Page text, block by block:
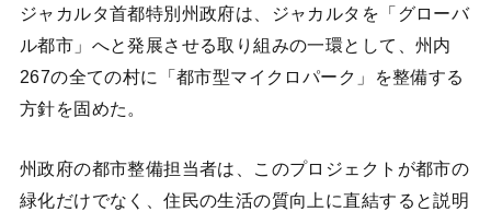
ジャカルタ首都特別州政府は、ジャカルタを「グローバ
ル都市」へと発展させる取り組みの一環として、州内
267の全ての村に「都市型マイクロパーク」を整備する
方針を固めた。
州政府の都市整備担当者は、このプロジェクトが都市の
緑化だけでなく、住民の生活の質向上に直結すると説明